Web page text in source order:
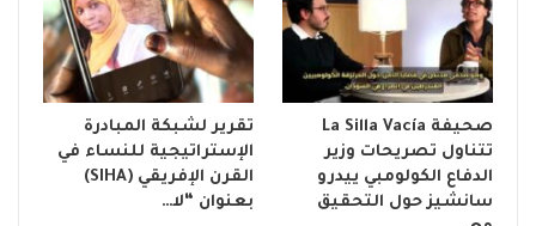
صحيفة La Silla Vacía
تتناول تصريحات وزير
الدفاع الكولومبي ييدرو
سانشيز حول التحقيق
تقرير لشبكة المبادرة
الإستراتيجية للنساء في
القرن الإفريقي (SIHA)
بعنوان “لا…